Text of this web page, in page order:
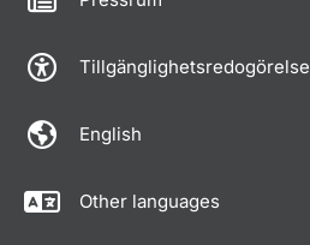
Tillgänglighetsredogörelse
English
Other languages